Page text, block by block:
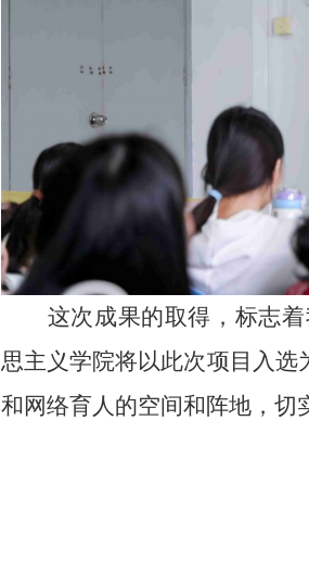
这次成果的取得，标志
思主义学院将以此次项目入选
和网络育人的空间和阵地，切